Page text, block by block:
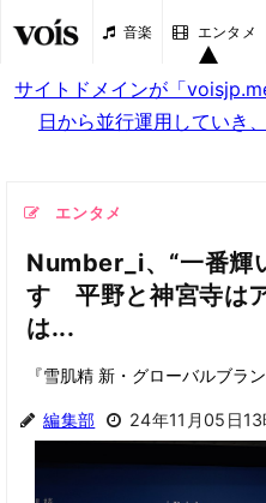
音楽 エンタメ
サイトドメインが「
日から並行運用していき
エンタメ
Number_i、“一番輝
す 平野と神宮寺は
は...
『雪肌精 新・グローバルブラ
編集部 24年11月05日